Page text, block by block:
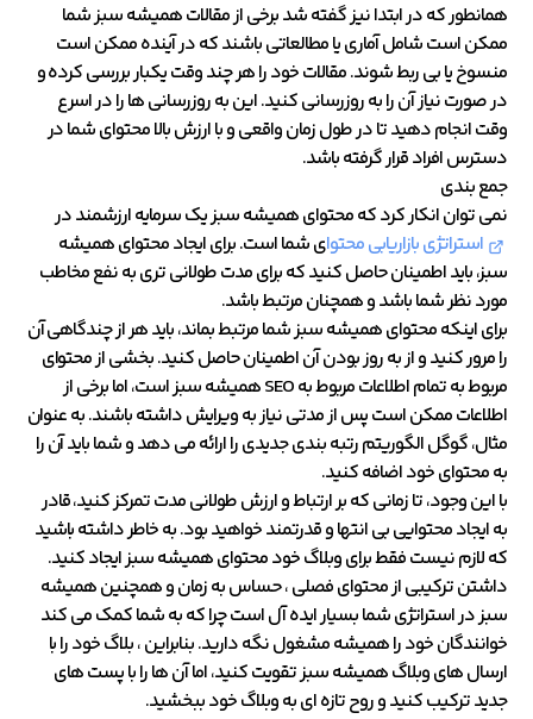
همانطور که در ابتدا نیز گفته شد برخی از مقالات همیشه سبز شما
ممکن است شامل آماری یا مطالعاتی باشند که در آینده ممکن است
منسوخ یا بی ربط شوند. مقالات خود را هر چند وقت یکبار بررسی کرده و
در صورت نیاز آن را به روزرسانی کنید. این به روزرسانی ها را در اسرع
وقت انجام دهید تا در طول زمان واقعی و با ارزش بالا محتوای شما در
دسترس افراد قرار گرفته باشد.
جمع بندی
نمی توان انکار کرد که محتوای همیشه سبز یک سرمایه ارزشمند در
استراتژی بازاریابی محتوای شما است. برای ایجاد محتوای همیشه
سبز، باید اطمینان حاصل کنید که برای مدت طولانی تری به نفع مخاطب
مورد نظر شما باشد و همچنان مرتبط باشد.
برای اینکه محتوای همیشه سبز شما مرتبط بماند، باید هر از چندگاهی آن
را مرور کنید و از به روز بودن آن اطمینان حاصل کنید. بخشی از محتوای
مربوط به تمام اطلاعات مربوط به SEO همیشه سبز است، اما برخی از
اطلاعات ممکن است پس از مدتی نیاز به ویرایش داشته باشند. به عنوان
مثال، گوگل الگوریتم رتبه بندی جدیدی را ارائه می دهد و شما باید آن را
به محتوای خود اضافه کنید.
با این وجود، تا زمانی که بر ارتباط و ارزش طولانی مدت تمرکز کنید، قادر
به ایجاد محتوایی بی انتها و قدرتمند خواهید بود. به خاطر داشته باشید
که لازم نیست فقط برای وبلاگ خود محتوای همیشه سبز ایجاد کنید.
داشتن ترکیبی از محتوای فصلی ، حساس به زمان و همچنین همیشه
سبز در استراتژی شما بسیار ایده آل است چرا که به شما کمک می کند
خوانندگان خود را همیشه مشغول نگه دارید. بنابراین ، بلاگ خود را با
ارسال های وبلاگ همیشه سبز تقویت کنید، اما آن ها را با پست های
جدید ترکیب کنید و روح تازه ای به وبلاگ خود ببخشید.